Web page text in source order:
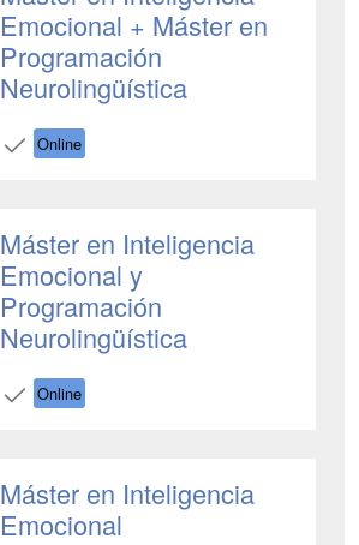
Emocional + Máster en
Programación
Neurolingüística
Online
Máster en Inteligencia
Emocional y
Programación
Neurolingüística
Online
Máster en Inteligencia
Emocional